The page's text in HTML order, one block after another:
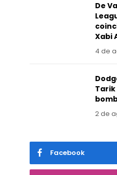
De
Xabi
4 de
Tarik
2 de
Facebook